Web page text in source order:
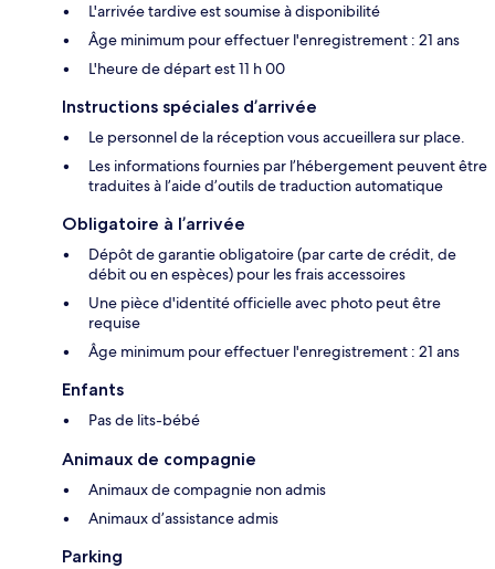
L'arrivée tardive est soumise à disponibilité
Âge minimum pour effectuer l'enregistrement : 21 ans
L'heure de départ est 11 h 00
Instructions spéciales d’arrivée
Le personnel de la réception vous accueillera sur place.
Les informations fournies par l’hébergement peuvent être
traduites à l’aide d’outils de traduction automatique
Obligatoire à l’arrivée
Dépôt de garantie obligatoire (par carte de crédit, de
débit ou en espèces) pour les frais accessoires
Une pièce d'identité officielle avec photo peut être
requise
Âge minimum pour effectuer l'enregistrement : 21 ans
Enfants
Pas de lits-bébé
Animaux de compagnie
Animaux de compagnie non admis
Animaux d’assistance admis
Parking